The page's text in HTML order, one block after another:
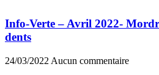
Info-Verte – Avril 2022-
dents
24/03/2022 Aucun commentaire